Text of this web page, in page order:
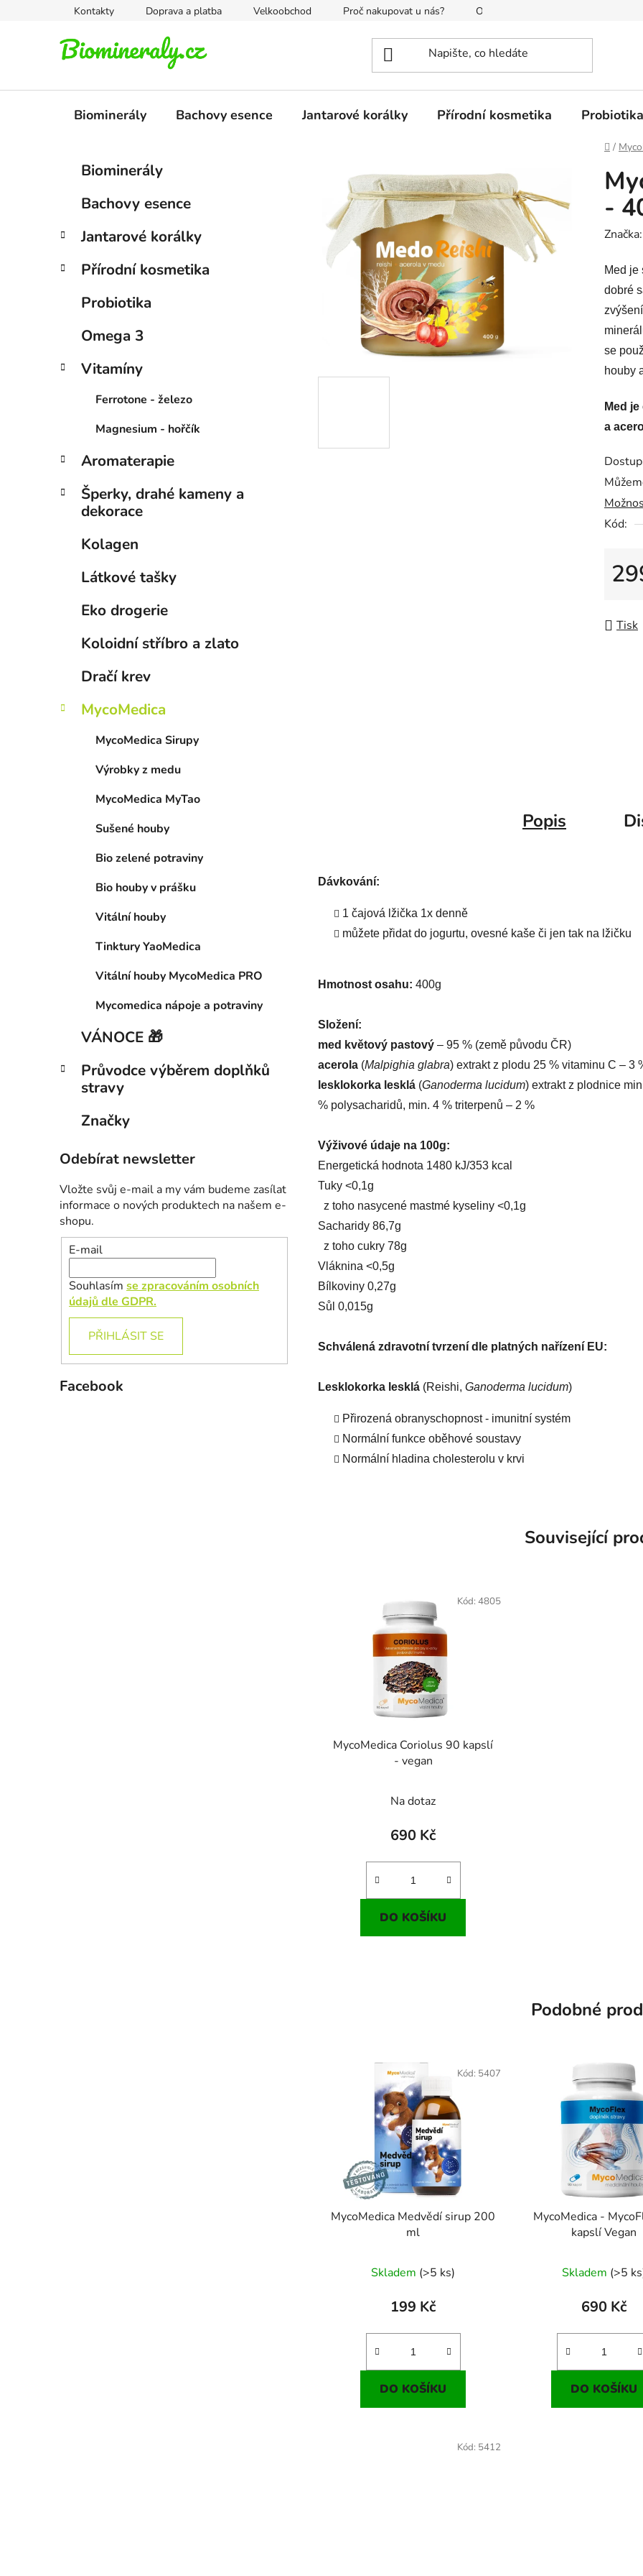
Kontakty Doprava a platba Velkoobchod Proč nakupovat u nás? O nás
Biominerály Bachovy esence Jantarové korálky Přírodní kosmetika Probiotika
Domů
/
r
n
n
Přeskočit
kategorie
o
i
Biominerály
Bachovy esence
Jantarové korálky
Přírodní kosmetika
Probiotika
Omega 3
Vitamíny
Ferrotone - železo
Magnesium - hořčík
Aromaterapie
Šperky, drahé kameny a
dekorace
Kolagen
Látkové tašky
Eko drogerie
Koloidní stříbro a zlato
Dračí krev
MycoMedica
MycoMedica Sirupy
Výrobky z medu
MycoMedica MyTao
Sušené houby
Bio zelené potraviny
Bio houby v prášku
Vitální houby
Tinktury YaoMedica
Vitální houby MycoMedica PRO
Mycomedica nápoje a potraviny
VÁNOCE 🎁
Průvodce výběrem doplňků
stravy
Značky
Odebírat newsletter
Vložte svůj e-mail a my vám budeme zasílat
informace o nových produktech na našem e-
shopu.
E-mail
Souhlasím se zpracováním osobních
údajů dle GDPR.
PŘIHLÁSIT SE
Facebook
-
Značka:
Med je
dobré
se
houby
Med
a
Kód:
Tisk
Popis
Dávkování:
1 čajová lžička 1x denně
můžete přidat do jogurtu, ovesné kaše či jen tak na lžičku
Hmotnost osahu: 400g
Složení:
med květový pastový – 95 % (země původu ČR)
acerola (Malpighia glabra) extrakt z plodu 25 % vitaminu C – 3
lesklokorka lesklá (Ganoderma lucidum) extrakt z plodnice
% polysacharidů, min. 4 % triterpenů – 2 %
Výživové údaje na 100g:
Energetická hodnota 1480 kJ/353 kcal
Tuky <0,1g
z toho nasycené mastmé kyseliny <0,1g
Sacharidy 86,7g
z toho cukry 78g
Vláknina <0,5g
Bílkoviny 0,27g
Sůl 0,015g
Schválená zdravotní tvrzení dle platných nařízení EU:
Lesklokorka lesklá (Reishi, Ganoderma lucidum)
Přirozená obranyschopnost - imunitní systém
Normální funkce oběhové soustavy
Normální hladina cholesterolu v krvi
Související
MycoMedica Coriolus 90 kapslí
- vegan
Na dotaz
690 Kč
DO KOŠÍKU
Kód: 4805
Podobné
MycoMedica Medvědí sirup 200
ml
Skladem (>5 ks)
199 Kč
DO KOŠÍKU
Kód: 5407
MycoMedica -
kapslí Vegan
Skladem (>5
690 Kč
DO KOŠÍKU
Kód: 5412